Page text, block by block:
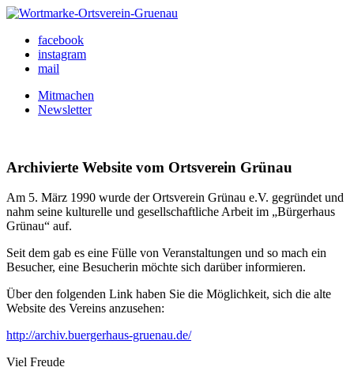
Skip
content
Ortsverein Grünau
Veranstaltungen und Angebote in Ihrem Bezirk
facebook
instagram
mail
Mitmachen
Newsletter
Archivierte Website vom Ortsverein Grünau
Am 5. März 1990 wurde der Ortsverein Grünau e.V. gegründet und
nahm seine kulturelle und gesellschaftliche Arbeit im „Bürgerhaus
Grünau“ auf.
Seit dem gab es eine Fülle von Veranstaltungen und so mach ein
Besucher, eine Besucherin möchte sich darüber informieren.
Über den folgenden Link haben Sie die Möglichkeit, sich die alte
Website des Vereins anzusehen:
http://archiv.buergerhaus-gruenau.de/
Viel Freude